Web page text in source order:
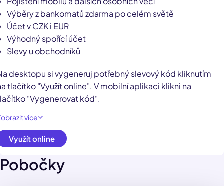
Výběry z bankomatů zdarma po celém světě
Účet v CZK i EUR
Výhodný spořící účet
Slevy u obchodníků
desktopu si vygeneruj potřebný slevový kód kliknutím
tlačítko "Využít online". V mobilní aplikaci klikni na
"Vygenerovat kód".
více
Využít online
Pobočky